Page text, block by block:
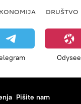
DRUŠTVO
Odysee
Pišite nam